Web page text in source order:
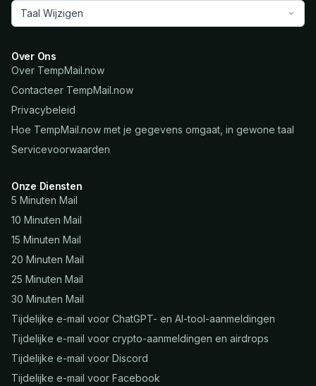
Taal Wijzigen
Over Ons
Over TempMail.now
Contacteer TempMail.now
Privacybeleid
Hoe TempMail.now met je gegevens omgaat, in gewone taal
Servicevoorwaarden
Onze Diensten
5 Minuten Mail
10 Minuten Mail
15 Minuten Mail
20 Minuten Mail
25 Minuten Mail
30 Minuten Mail
Tijdelijke e-mail voor ChatGPT- en AI-tool-aanmeldingen
Tijdelijke e-mail voor crypto-aanmeldingen en airdrops
Tijdelijke e-mail voor Discord
Tijdelijke e-mail voor Facebook